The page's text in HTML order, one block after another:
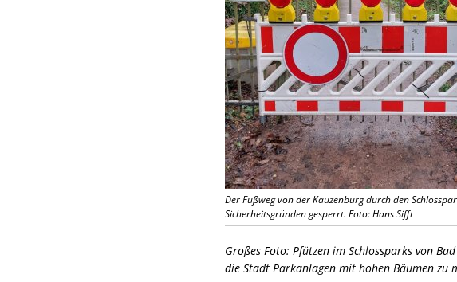
Der Fußweg von der Kauzenburg durch den
Sicherheitsgründen gesperrt. Foto: Hans Sifft
Großes Foto: Pfützen im Schlossparks von
die Stadt Parkanlagen mit hohen Bäumen zu